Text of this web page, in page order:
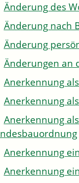
Änderung des
Änderung nach
Änderung
Änderungen an
Anerkennung
Anerkennung
Anerkennung
Anerkennung
Anerkennung